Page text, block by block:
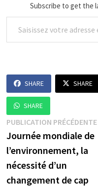
Subscribe to get the
Saisissez votre adresse e-mail…
SHARE SHARE
SHARE
Navigation
de
l’article
PUBLICATION PRÉCÉDENTE
Journée mondiale de
l’environnement, la
nécessité d’un
changement de cap